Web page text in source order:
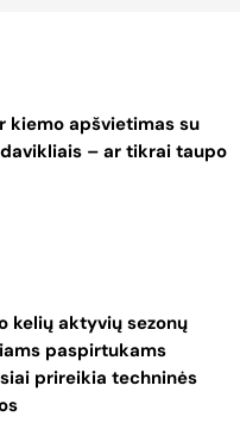
kiemo apšvietimas su
– ar tikrai taupo
kelių aktyvių sezonų
paspirtukams
prireikia techninės